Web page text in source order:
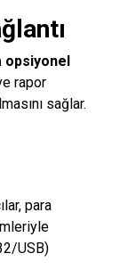
opsiyonel
rapor
sağlar.
para
USB)